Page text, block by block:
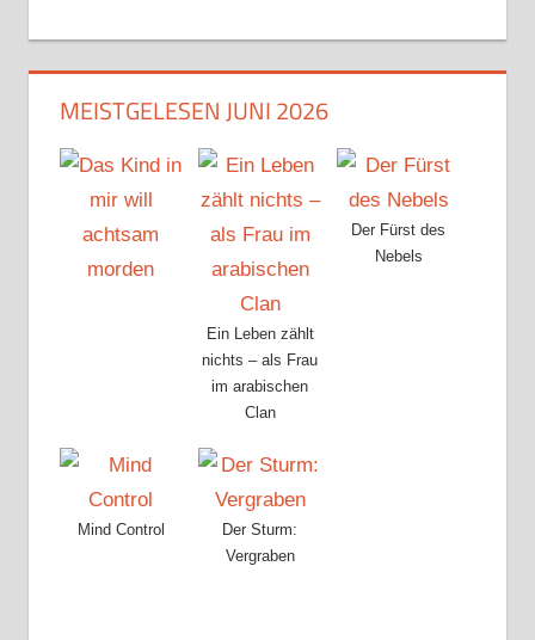
MEISTGELESEN JUNI 2026
Ein Leben zählt
nichts – als Frau
im arabischen
Clan
Der Fürst des
Nebels
Mind Control
Der Sturm:
Vergraben